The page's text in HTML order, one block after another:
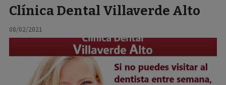
Clínica Dental Villaverde Alto
08/02/2021